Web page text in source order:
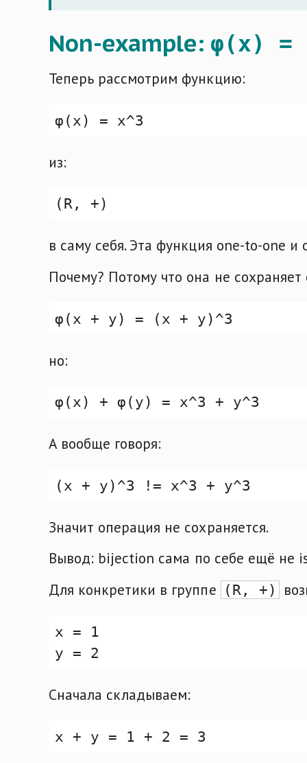
Non-example: φ(x) =
Теперь рассмотрим функцию:
из:
в саму себя. Эта функция one-to-one
Почему? Потому что она не
но:
А вообще говоря:
Значит операция не сохраняется.
Вывод: bijection сама по себе ещё не
Для конкретики в группе (R, +)
Сначала складываем: